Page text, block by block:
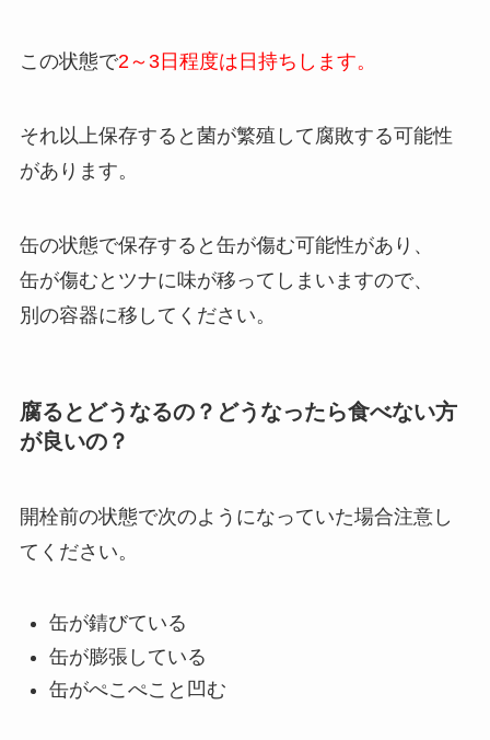
この状態で2～3日程度は日持ちします。
それ以上保存すると菌が繁殖して腐敗する可能性
があります。
缶の状態で保存すると缶が傷む可能性があり、
缶が傷むとツナに味が移ってしまいますので、
別の容器に移してください。
腐るとどうなるの？どうなったら食べない方
が良いの？
開栓前の状態で次のようになっていた場合注意し
てください。
缶が錆びている
缶が膨張している
缶がぺこぺこと凹む